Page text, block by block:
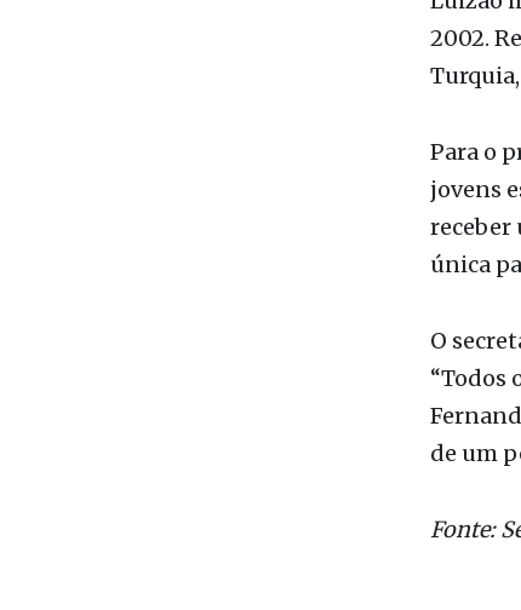
Luizão
2002.
Para o
jovens
receber
única
O
de um
Fonte: